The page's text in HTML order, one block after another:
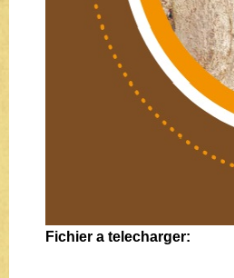
Fichier a telecharger: